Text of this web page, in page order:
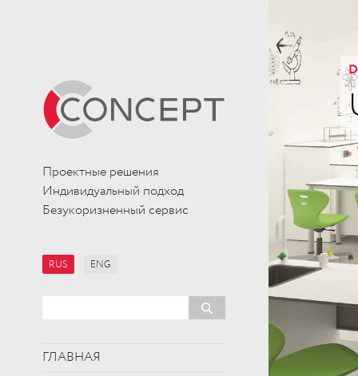
Проектные решения
Индивидуальный подход
Безукоризненный сервис
RUS ENG
ГЛАВНАЯ